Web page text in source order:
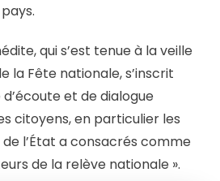
qui s’est tenue à la veille
la Fête nationale, s’inscrit
et de dialogue
citoyens, en particulier les
de l’État a consacrés comme
de la relève nationale ».